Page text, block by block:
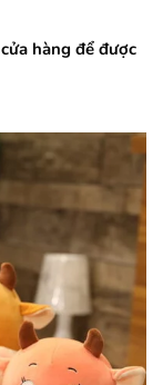
hàng để được